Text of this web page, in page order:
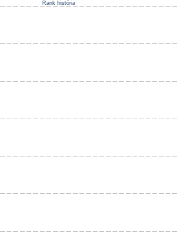
Rank história